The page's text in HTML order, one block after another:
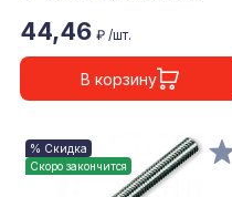
44,46 ₽ /шт.
В корзину
% Скидка
Скоро закончится